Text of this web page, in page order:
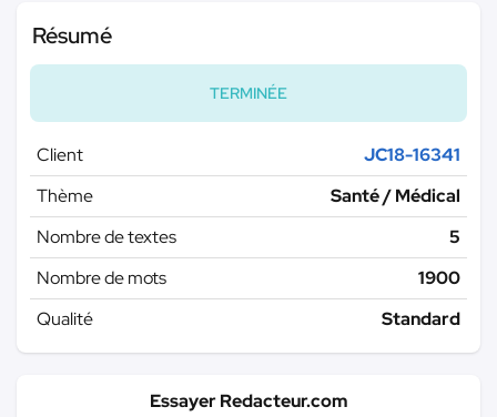
Résumé
TERMINÉE
Client
JC18-16341
Thème
Santé / Médical
Nombre de textes
5
Nombre de mots
1900
Qualité
Standard
Essayer Redacteur.com